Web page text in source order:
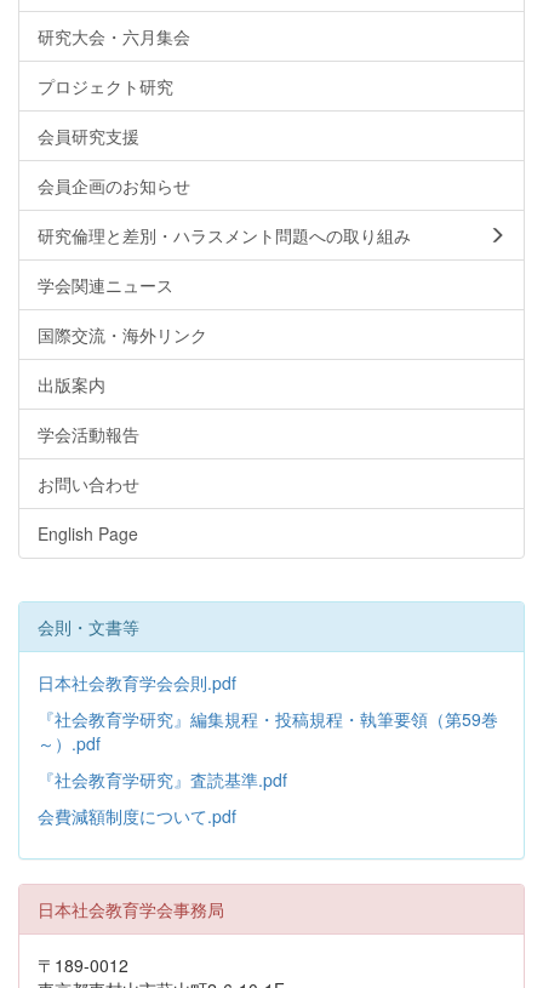
研究大会・六月集会
プロジェクト研究
会員研究支援
会員企画のお知らせ
研究倫理と差別・ハラスメント問題への取り組み
学会関連ニュース
国際交流・海外リンク
出版案内
学会活動報告
お問い合わせ
English Page
会則・文書等
日本社会教育学会会則.pdf
『社会教育学研究』編集規程・投稿規程・執筆要領（第59巻
～）.pdf
『社会教育学研究』査読基準.pdf
会費減額制度について.pdf
日本社会教育学会事務局
〒189-0012